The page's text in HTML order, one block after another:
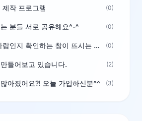
작 프로그램 (0)
분들 서로 공유해요^-^ (0)
사이트 이용 중 사람인지 확인하는 창이 뜨시는 분은 알려주세요 (0)
들어보고 있습니다. (2)
아졌어요?! 오늘 가입하신분^^ (3)